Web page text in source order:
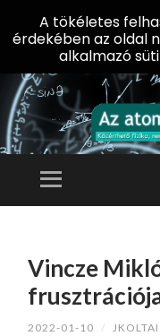
Menü
TARTALOMHOZ
Vincze
2022-01-10 / JKOLTAI
A tökéletes
érdekében az oldal
alkalmazó